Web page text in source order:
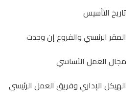
تاريخ التأسيس
المقر الرئيسي والفروع إن وجدت
مجال العمل الأساسي
الهيكل الإداري وفريق العمل الرئيسي